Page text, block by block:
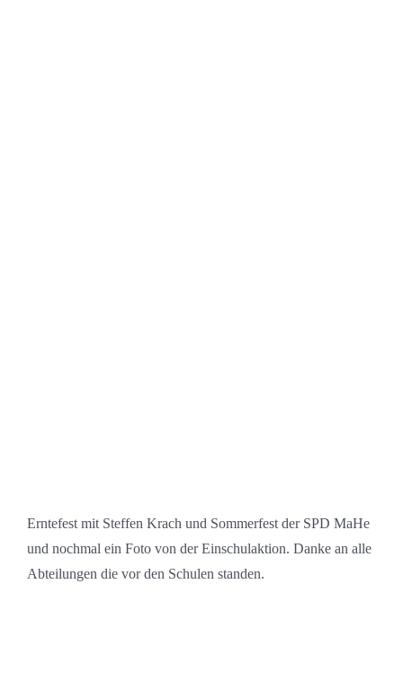
Erntefest mit Steffen Krach und Sommerfest der SPD MaHe
und nochmal ein Foto von der Einschulaktion. Danke an alle
Abteilungen die vor den Schulen standen.